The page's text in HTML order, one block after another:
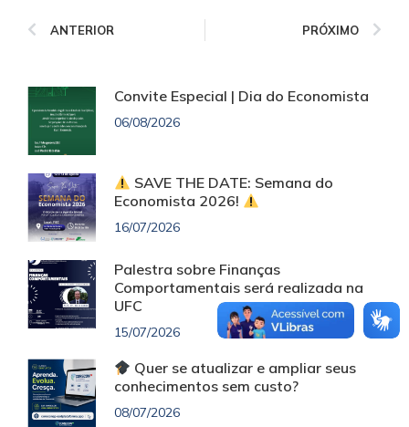
ANTERIOR PRÓXIMO
Convite Especial | Dia do Economista
06/08/2026
SAVE THE DATE: Semana do
Economista 2026!
16/07/2026
Palestra sobre Finanças
Comportamentais será realizada na
UFC
15/07/2026
Quer se atualizar e ampliar seus
conhecimentos sem custo?
08/07/2026